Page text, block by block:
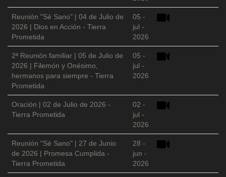
Reunión "Sé Sano" | 04 de Julio de
2026 | Dios en Acción - Tierra
Prometida
05 -
jul -
2026
2ª Reunión familiar | 05 de Julio de
2026 | Filemón y Onésimo,
hermanos para siempre - Tierra
Prometida
05 -
jul -
2026
Oración | 02 de Julio de 2026 -
Tierra Prometida
02 -
jul -
2026
Reunión "Sé Sano" | 27 de Junio
de 2026 | Promesa Cumplida -
Tierra Prometida
28 -
jun -
2026